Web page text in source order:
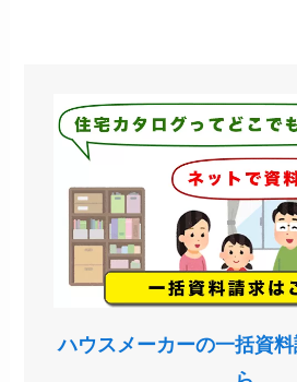
ハウスメーカーの一括資